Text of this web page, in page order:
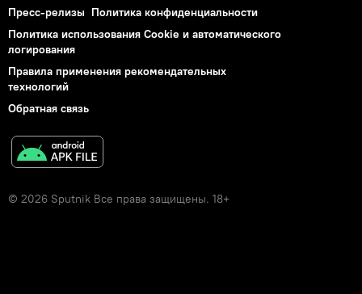
Пресс-релизы Политика конфиденциальности
Политика использования Cookie и автоматического
логирования
Правила применения рекомендательных
технологий
Обратная связь
© 2026 Sputnik Все права защищены. 18+